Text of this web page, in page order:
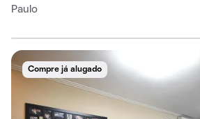
Paulo
Compre já alugado